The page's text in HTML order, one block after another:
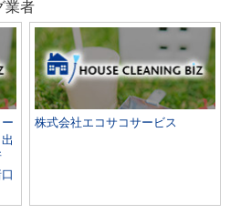
業者
株式会社エコサコサービス